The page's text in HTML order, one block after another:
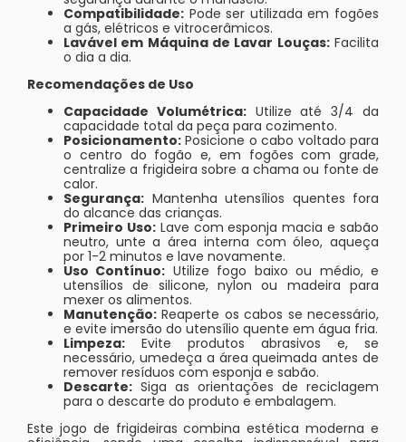
Compatibilidade: Pode ser utilizada em fogões
a gás, elétricos e vitrocerâmicos.
Lavável em Máquina de Lavar Louças:Facilita
o dia a dia.
Recomendações de Uso
Capacidade Volumétrica:Utilize até 3/4 da
capacidade total da peça para cozimento.
Posicionamento: Posicione o cabo voltado para
o centro do fogão e, em fogões com grade,
centralize a frigideira sobre a chama ou fonte de
calor.
Segurança: Mantenha utensílios quentes fora
do alcance das crianças.
Primeiro Uso:Lave com esponja macia e sabão
neutro, unte a área interna com óleo, aqueça
por 1-2 minutos e lave novamente.
Uso Contínuo: Utilize fogo baixo ou médio, e
utensílios de silicone, nylon ou madeira para
mexer os alimentos.
Manutenção: Reaperte os cabos se necessário,
e evite imersão do utensílio quente em água fria.
Limpeza: Evite produtos abrasivos e, se
necessário, umedeça a área queimada antes de
remover resíduos com esponja e sabão.
Descarte: Siga as orientações de reciclagem
para o descarte do produto e embalagem.
Este jogo de frigideiras combina estética moderna e